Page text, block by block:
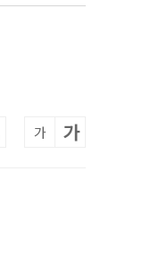
가 가